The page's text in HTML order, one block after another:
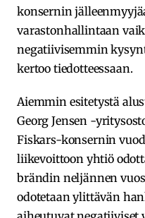
konsernin
varastonhallintaan
negatiivisemmin
kertoo tiedotteessaan.
Aiemmin esitetystä
Georg Jensen -
Fiskars-konsernin
liikevoittoon yhtiö
brändin neljännen
odotetaan ylittävän